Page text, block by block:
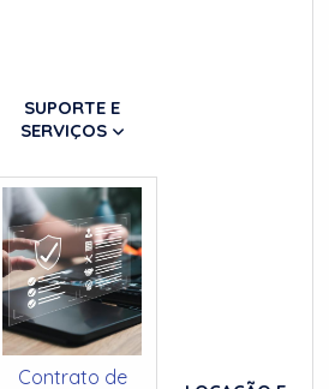
SUPORTE E
SERVIÇOS
Contrato de